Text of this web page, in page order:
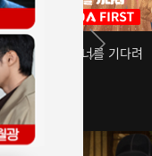
아재저리등니 : 너를 기다려